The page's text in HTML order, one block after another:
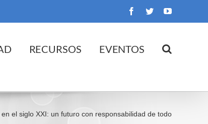
Facebook
TwitterYouTube
RECURSOS EVENTOS
el siglo XXI: un futuro con responsabilidad de todo